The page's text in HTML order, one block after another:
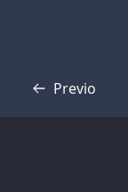
Previo
Transcripción